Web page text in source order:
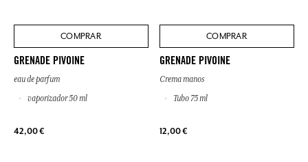
COMPRAR
GRENADE PIVOINE
eau de parfum
vaporizador 50 ml
42,00 €
COMPRAR
GRENADE PIVOINE
Crema manos
Tubo 75 ml
12,00 €